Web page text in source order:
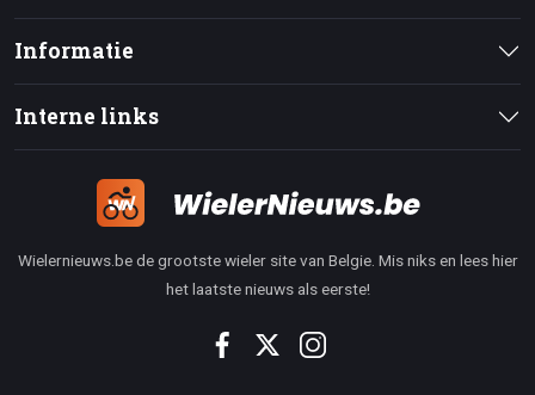
Informatie
Interne links
Wielernieuws.be de grootste wieler site van Belgie. Mis niks en lees hier
het laatste nieuws als eerste!